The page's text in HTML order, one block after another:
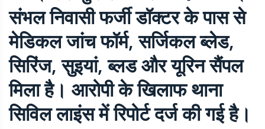
संभल निवासी फर्जी डॉक्टर के पास से
मेडिकल जांच फॉर्म, सर्जिकल ब्लेड,
सिरिंज, सुइयां, ब्लड और यूरिन सैंपल
मिला है। आरोपी के खिलाफ थाना
सिविल लाइंस में रिपोर्ट दर्ज की गई है।